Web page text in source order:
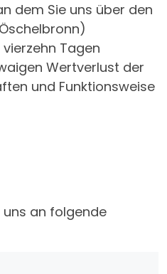
dem Sie uns über den
Tagen
Wertverlust der
und Funktionsweise
uns an folgende